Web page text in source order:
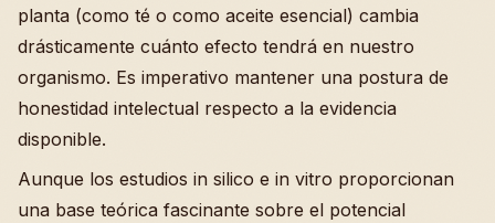
planta (como té o como aceite esencial) cambia
drásticamente cuánto efecto tendrá en nuestro
organismo. Es imperativo mantener una postura de
honestidad intelectual respecto a la evidencia
disponible.
Aunque los estudios in silico e in vitro proporcionan
una base teórica fascinante sobre el potencial